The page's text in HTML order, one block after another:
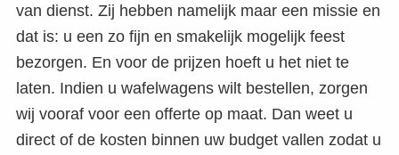
van dienst. Zij hebben namelijk maar een missie en
dat is: u een zo fijn en smakelijk mogelijk feest
bezorgen. En voor de prijzen hoeft u het niet te
laten. Indien u wafelwagens wilt bestellen, zorgen
wij vooraf voor een offerte op maat. Dan weet u
direct of de kosten binnen uw budget vallen zodat u